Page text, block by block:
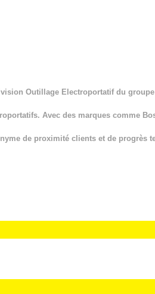
Outillage Electroportatif du
Avec des marques comme
de proximité clients et de progrès